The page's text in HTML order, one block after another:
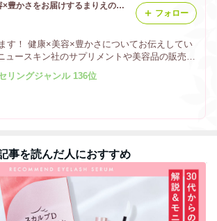
健康×美容×豊かさをお届けするまりえのブログ
お伝えしてい
フォロー
リングジャンル 136位
事を読んだ人におすすめ